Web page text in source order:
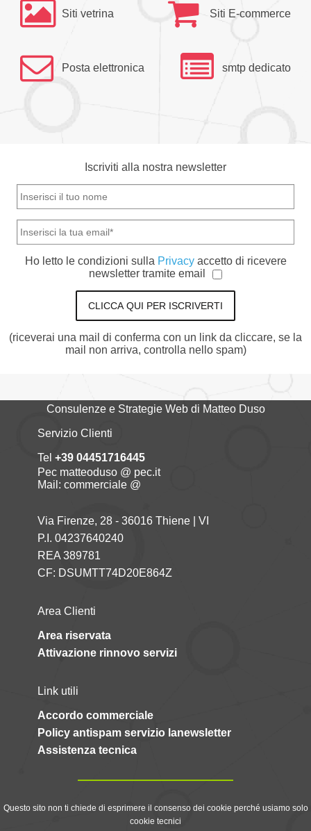
Siti vetrina Siti E-commerce
Posta elettronica smtp dedicato
Iscriviti alla nostra newsletter
Ho letto le condizioni sulla Privacy accetto di ricevere
newsletter tramite email
CLICCA QUI PER ISCRIVERTI
(riceverai una mail di conferma con un link da cliccare, se la
mail non arriva, controlla nello spam)
Consulenze e Strategie Web di Matteo Duso
Servizio Clienti
Tel +39 04451716445
Pec matteoduso @ pec.it
Mail: commerciale @
Via Firenze, 28 - 36016 Thiene | VI
P.I. 04237640240
REA 389781
CF: DSUMTT74D20E864Z
Area Clienti
Area riservata
Attivazione rinnovo servizi
Link utili
Accordo commerciale
Policy antispam servizio lanewsletter
Assistenza tecnica
Questo sito non ti chiede di esprimere il consenso dei cookie perché usiamo solo
cookie tecnici